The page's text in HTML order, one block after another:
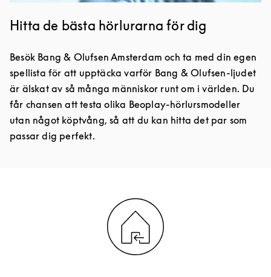
Hitta de bästa hörlurarna för dig
Besök Bang & Olufsen Amsterdam och ta med din egen
spellista för att upptäcka varför Bang & Olufsen-ljudet
är älskat av så många människor runt om i världen. Du
får chansen att testa olika Beoplay-hörlursmodeller
utan något köptvång, så att du kan hitta det par som
passar dig perfekt.